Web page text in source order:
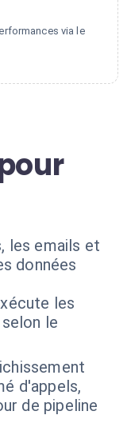
via le
les emails et
données
les
le
d'appels,
de pipeline